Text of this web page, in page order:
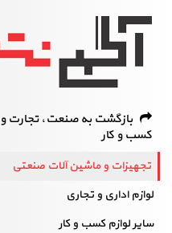
بازگشت به صنعت، تجارت و
کسب و کار
تجهیزات و ماشین آلات صنعتی
لوازم اداری و تجاری
سایر لوازم کسب و کار